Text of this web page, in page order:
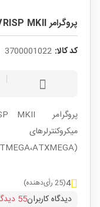
پروگرامر AVRISP MKII
کد کالا: 3700001022
(ATTINY،ATMEGA،ATXMEGA)
4(25 رأی‌دهنده)
دیدگاه کاربران55 دیدگاه